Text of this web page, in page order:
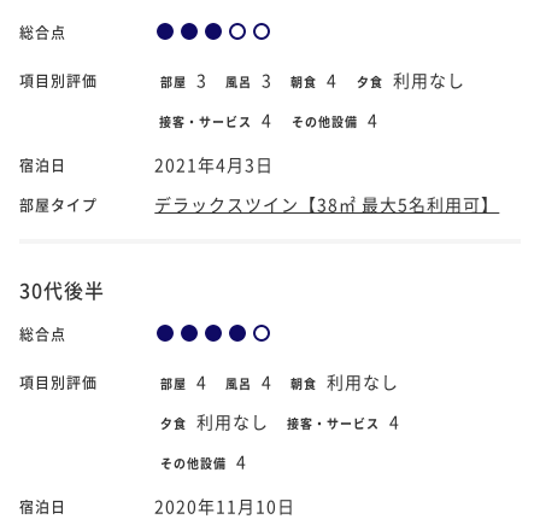
総合点
項目別評価 部屋 3 風呂 3 朝食 4 夕食 利用なし
接客・サービス 4 その他設備 4
宿泊日 2021年4月3日
部屋タイプ デラックスツイン【38㎡ 最大5名利用可】
30代後半
総合点
項目別評価 部屋 4 風呂 4 朝食 利用なし
夕食 利用なし 接客・サービス 4
その他設備 4
宿泊日 2020年11月10日